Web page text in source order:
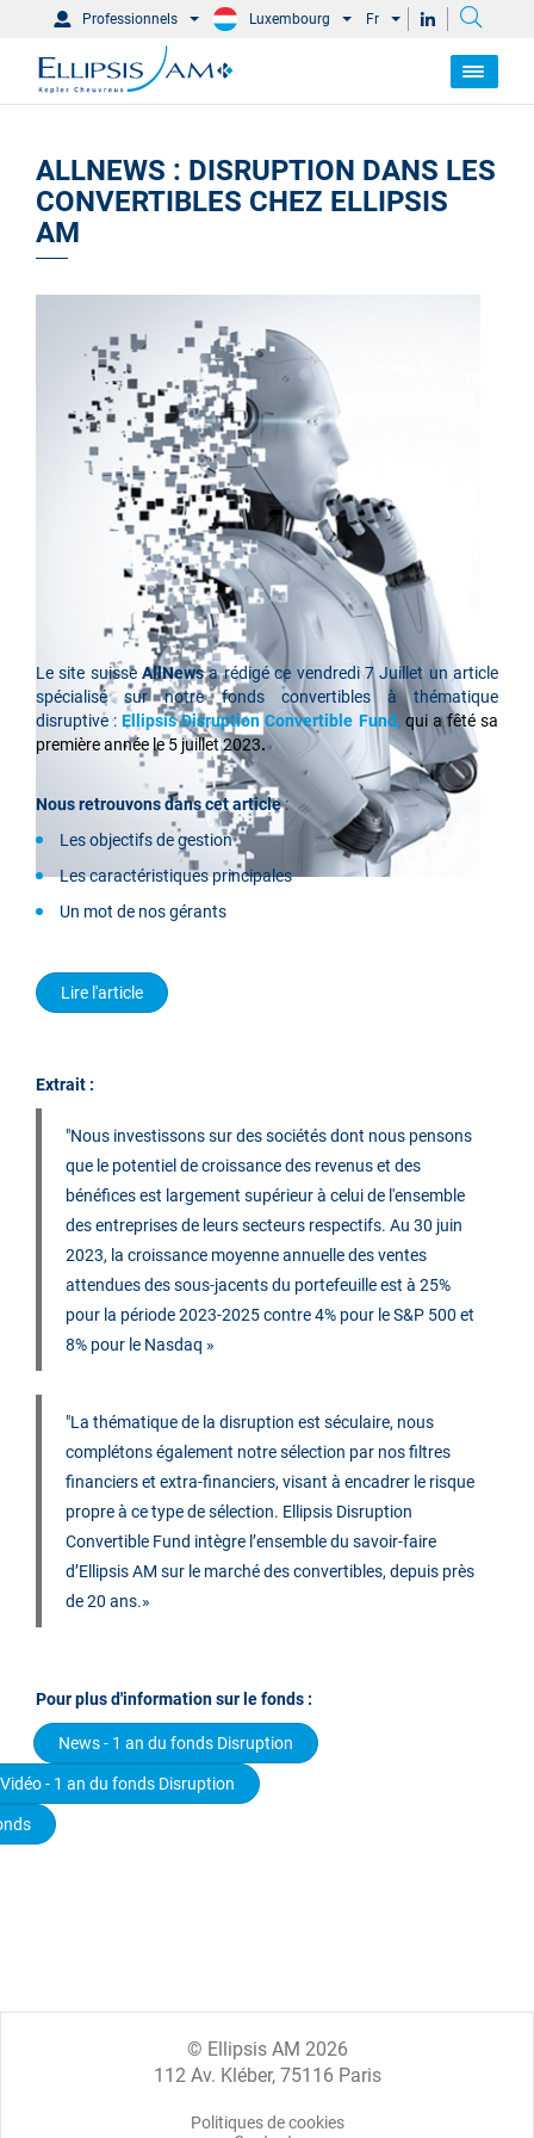
Professionnels Luxembourg Fr
ALLNEWS : DISRUPTION DANS LES
CONVERTIBLES CHEZ ELLIPSIS
AM
Le site suisseAllNewsa rédigé ce vendredi 7 Juillet un article
spécialisé sur notre fonds convertibles à thématique
disruptive :Ellipsis Disruption Convertible Fund, qui a fêté sa
première année le 5 juillet 2023.
Nous retrouvons dans cet article:
Les objectifs de gestion
Les caractéristiques principales
Un mot de nos gérants
Lire l'article
Extrait :
"Nous investissons sur des sociétés dont nous pensons
que le potentiel de croissance des revenus et des
bénéfices est largement supérieur à celui de l'ensemble
des entreprises de leurs secteurs respectifs. Au 30 juin
2023, la croissance moyenne annuelle des ventes
attendues des sous-jacents du portefeuille est à 25%
pour la période 2023-2025 contre 4% pour le S&P 500 et
8% pour le Nasdaq »
"La thématique de la disruption est séculaire, nous
complétons également notre sélection par nos filtres
financiers et extra-financiers, visant à encadrer le risque
propre à ce type de sélection. Ellipsis Disruption
Convertible Fund intègre l’ensemble du savoir-faire
d’Ellipsis AM sur le marché des convertibles, depuis près
de 20 ans.»
Pour plus d'information sur le fonds :
News - 1 an du fonds Disruption
Vidéo - 1 an du fonds Disruption
© Ellipsis AM 2026
112 Av. Kléber, 75116 Paris
Politiques de cookies